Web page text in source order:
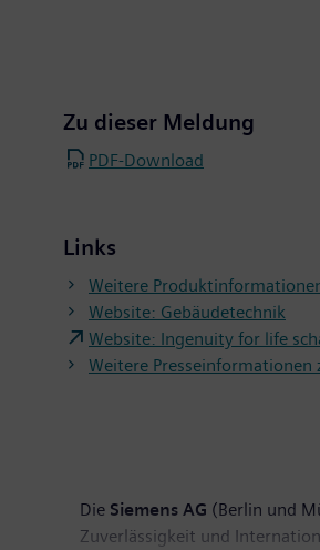
Zu dieser Meldung
PDF-Download
Links
Weitere
Website: Gebäudetechnik
Website: Ingenuity for life
Weitere Presseinformationen
Die Siemens AG (Berlin und
Zuverlässigkeit und